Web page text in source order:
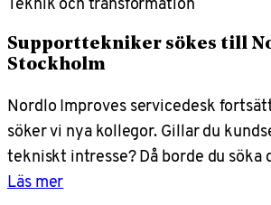
Supporttekniker sökes till
Stockholm
Nordlo Improves servicedesk
söker vi nya kollegor. Gillar du
tekniskt intresse? Då borde du söka
Läs mer